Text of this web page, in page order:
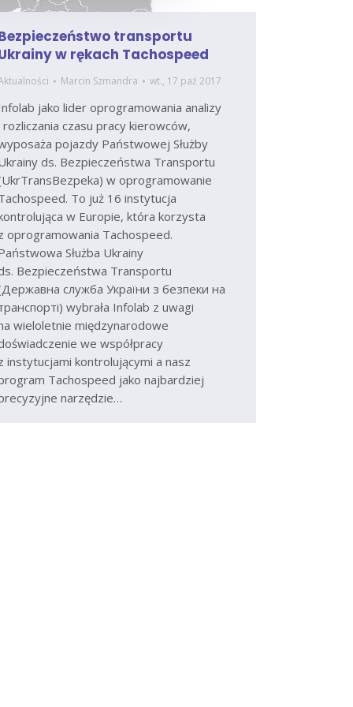
transportu
w rękach Tachospeed
Marcin Szmandra wt., 17 paź 2017
jako lider oprogramowania analizy
rozliczania czasu pracy kierowców,
pojazdy Państwowej Służby
ds. Bezpieczeństwa Transportu
w oprogramowanie
To już 16 instytucja
w Europie, która korzysta
oprogramowania Tachospeed.
Służba Ukrainy
Bezpieczeństwa Transportu
служба України з безпеки на
wybrała Infolab z uwagi
wieloletnie międzynarodowe
we współpracy
instytucjami kontrolującymi a nasz
Tachospeed jako najbardziej
narzędzie…